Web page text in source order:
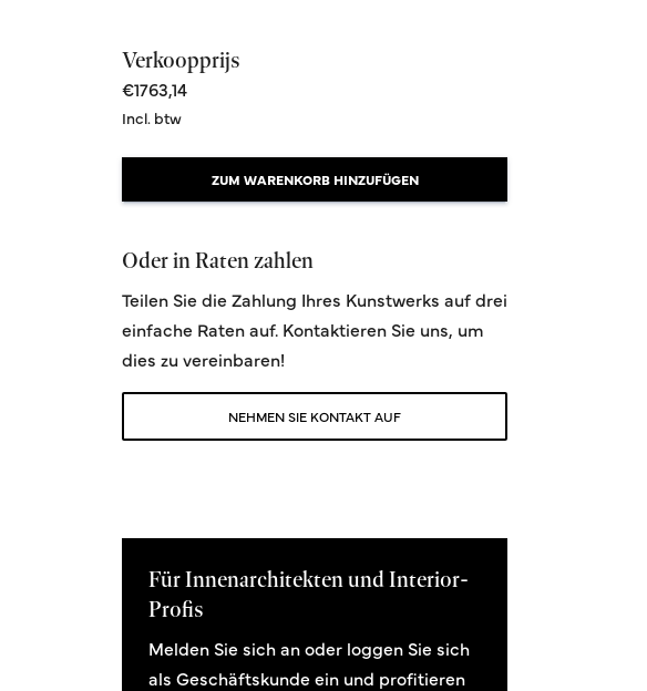
Verkoopprijs
€1763,14
Incl. btw
ZUM WARENKORB HINZUFÜGEN
Oder in Raten zahlen
Teilen Sie die Zahlung Ihres Kunstwerks auf drei
einfache Raten auf. Kontaktieren Sie uns, um
dies zu vereinbaren!
NEHMEN SIE KONTAKT AUF
Für Innenarchitekten und Interior-
Profis
Melden Sie sich an oder loggen Sie sich
als Geschäftskunde ein und profitieren